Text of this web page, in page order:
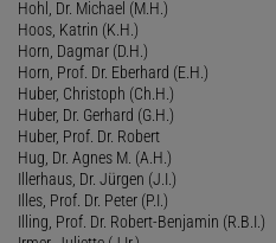
Hohl, Dr. Michael (M.H.)
Hoos, Katrin (K.H.)
Horn, Dagmar (D.H.)
Horn, Prof. Dr. Eberhard (E.H.)
Huber, Christoph (Ch.H.)
Huber, Dr. Gerhard (G.H.)
Huber, Prof. Dr. Robert
Hug, Dr. Agnes M. (A.H.)
Illerhaus, Dr. Jürgen (J.I.)
Illes, Prof. Dr. Peter (P.I.)
Illing, Prof. Dr. Robert-Benjamin (R.B.I.)